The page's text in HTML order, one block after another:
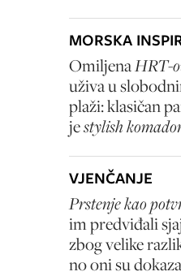
MORSKA
OmiljenaHRT-
uživa u
plaži: klasičan
jestylish
VJENČANJE
Prstenje kao
im predviđali
zbog velike
no oni su